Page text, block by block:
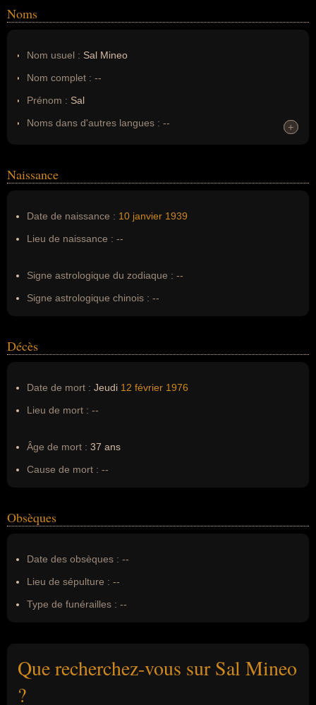
Noms
Nom usuel : Sal Mineo
Nom complet : --
Prénom : Sal
Noms dans d'autres langues : --
Nom de famille :Mineo
+
+
Naissance
Date de naissance : 10 janvier 1939
Lieu de naissance : --
Signe astrologique du zodiaque : --
Signe astrologique chinois : --
Décès
Date de mort : Jeudi 12 février 1976
Lieu de mort : --
Âge de mort : 37 ans
Cause de mort : --
Obsèques
Date des obsèques : --
Lieu de sépulture : --
Type de funérailles : --
Que recherchez-vous sur Sal Mineo
?